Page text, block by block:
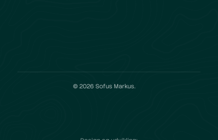
© 2026 Sofus Markus.